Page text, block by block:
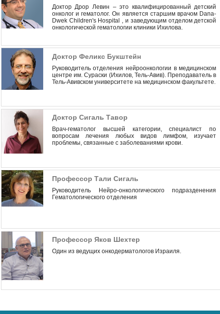
Доктор Дрор Левин – это квалифицированный детский
онколог и гематолог. Он является старшим врачом Dana-
Dwek Children's Hospital , и заведующим отделом детской
онкологической гематологии клиники Ихилова.
Доктор Феликс Букштейн
Руководитель отделения нейроонкологии в медицинском
центре им. Сураски (Ихилов, Тель-Авив). Преподаватель в
Тель-Авивском университете на медицинском факультете.
Доктор Сигаль Тавор
Врач-гематолог высшей категории, специалист по
вопросам лечения любых видов лимфом, изучает
проблемы, связанные с заболеваниями крови.
Профессор Тали Сигаль
Руководитель Нейро-онкологического подразденения
Гематологического отделения
Профессор Яков Шехтер
Один из ведущих онкодерматологов Израиля.